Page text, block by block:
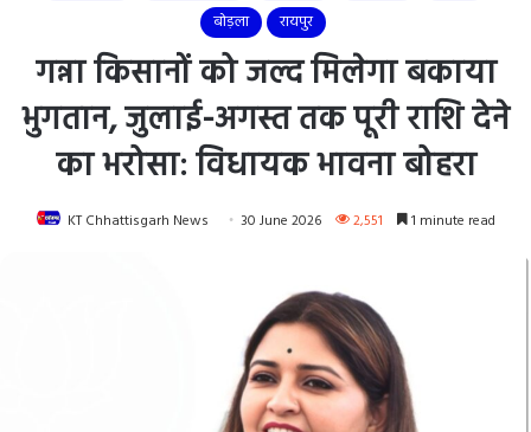
बोड़ला
रायपुर
गन्ना किसानों को जल्द मिलेगा बकाया
भुगतान, जुलाई-अगस्त तक पूरी राशि देने
का भरोसा: विधायक भावना बोहरा
KT Chhattisgarh News 30 June 2026 2,551 1 minute read